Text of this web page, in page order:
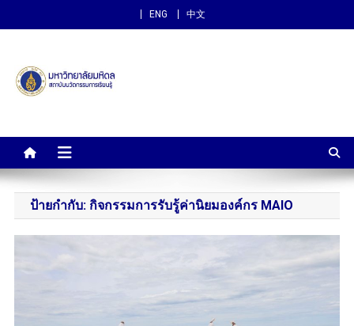
ENG 中文
สถาบันนวัตกรรมการเรียนรู้
ป้ายกำกับ: กิจกรรมการรับรู้ค่านิยมองค์กร MAIO